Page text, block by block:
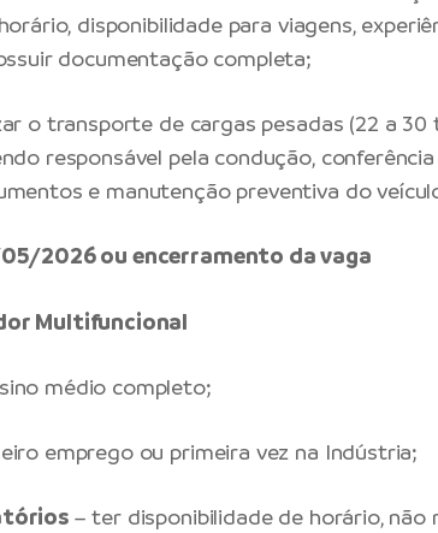
disponibilidade para viagens,
documentação completa;
o transporte de cargas pesadas (22 a 30
responsável pela condução,
e manutenção preventiva do
2026 ou encerramento da vaga
Multifuncional
médio completo;
emprego ou primeira vez na Indústria;
– ter disponibilidade de horário, não